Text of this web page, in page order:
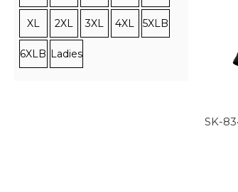
XL 2XL 3XL 4XL 5XLB
6XLB Ladies
SK-